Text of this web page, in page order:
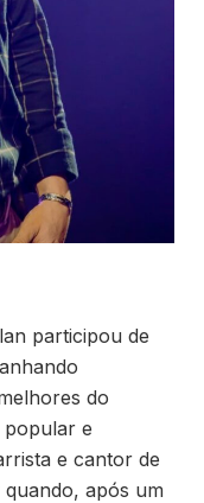
participou de
do
popular e
e cantor de
após um